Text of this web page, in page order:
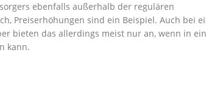
ebenfalls außerhalb der regulären
Preiserhöhungen sind ein Beispiel. Auch bei
bieten das allerdings meist nur an, wenn in
kann.